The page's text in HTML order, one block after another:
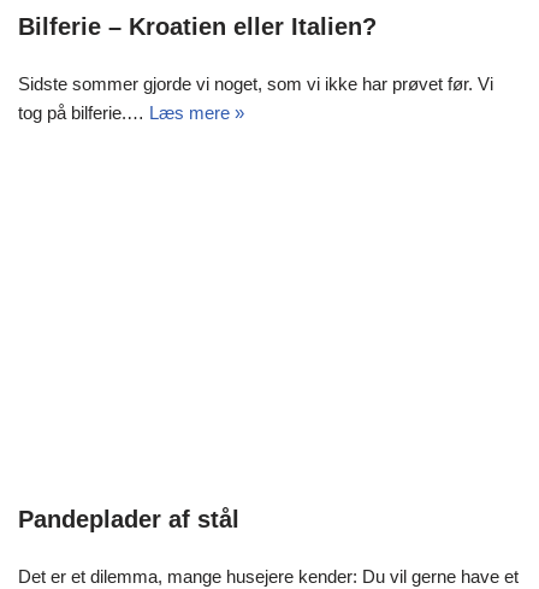
Bilferie – Kroatien eller Italien?
Sidste sommer gjorde vi noget, som vi ikke har prøvet før. Vi
tog på bilferie.… Læs mere »
Pandeplader af stål
Det er et dilemma, mange husejere kender: Du vil gerne have et